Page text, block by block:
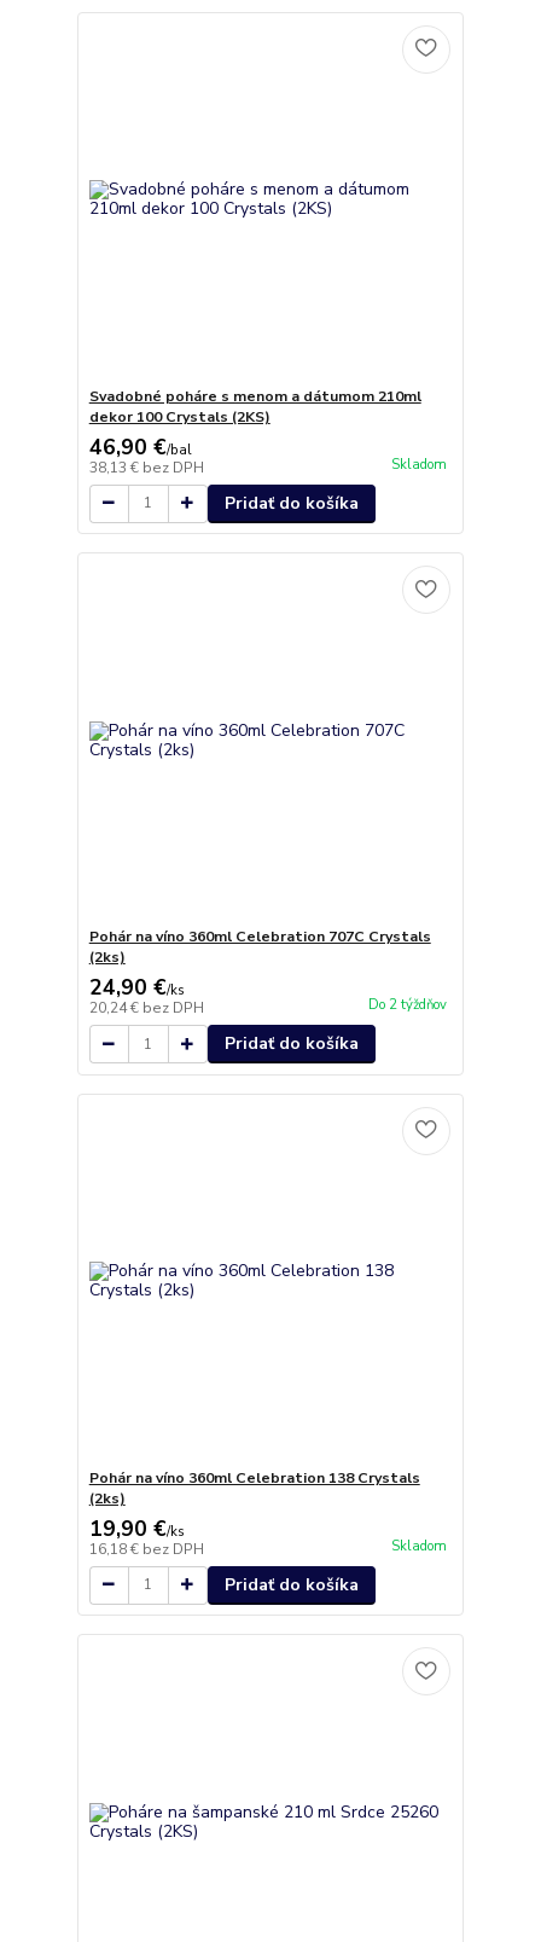
Svadobné poháre s menom a dátumom 210ml
dekor 100 Crystals (2KS)
46,90 €/bal
38,13 € bez DPH Skladom
Pridať do košíka
Pohár na víno 360ml Celebration 707C Crystals
(2ks)
24,90 €/ks
20,24 € bez DPH Do 2 týždňov
Pridať do košíka
Pohár na víno 360ml Celebration 138 Crystals
(2ks)
19,90 €/ks
16,18 € bez DPH Skladom
Pridať do košíka